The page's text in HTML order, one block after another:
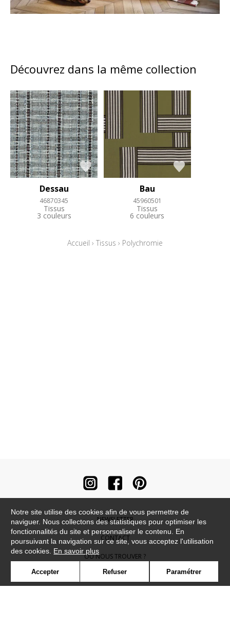
Découvrez dans la même collection
Dessau
46870345
Tissus
3 couleurs
Bau
45960501
Tissus
6 couleurs
Accueil › Tissus › Polychromie
NEWSLETTER
CONTACT
OÙ NOUS TROUVER ?
CONTRACT
Notre site utilise des cookies afin de vous permettre de
naviguer. Nous collectons des statistiques pour optimiser les
fonctionnalités du site et personnaliser le contenu. En
poursuivant la navigation sur ce site, vous acceptez l'utilisation
des cookies. En savoir plus
Accepter Refuser Paramétrer